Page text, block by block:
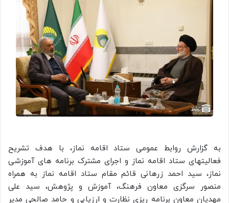
به گزارش روابط عمومی ستاد اقامه نماز، با هدف تشریح
فعالیتهای ستاد اقامه نماز و اجرای مشترک برنامه های آموزشی
نماز، سید احمد زرهانی قائم مقام ستاد اقامه نماز به همراه
منصور سرگزی معاون فرهنگ، آموزش و پژوهش، سید علی
مهدیان معاون برنامه ریزی نظارت و ارزیابی و حامد صالحی مدیر